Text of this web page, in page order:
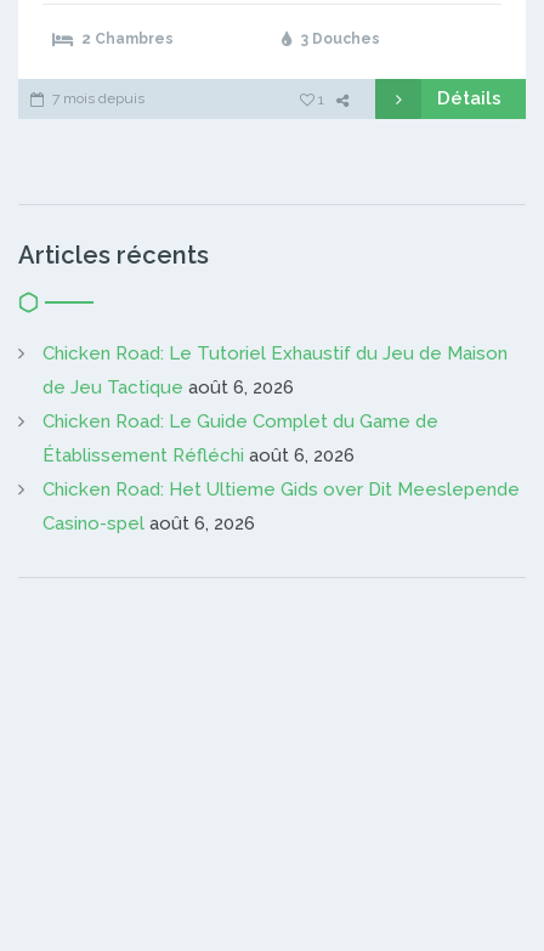
2 Chambres 3 Douches
7 mois depuis 1 Détails
Articles récents
Chicken Road: Le Tutoriel Exhaustif du Jeu de Maison
de Jeu Tactique août 6, 2026
Chicken Road: Le Guide Complet du Game de
Établissement Réfléchi août 6, 2026
Chicken Road: Het Ultieme Gids over Dit Meeslepende
Casino-spel août 6, 2026